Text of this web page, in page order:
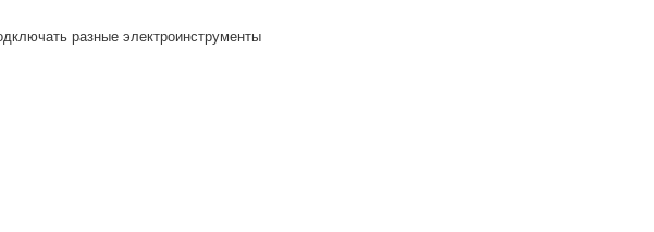
разные электроинструменты